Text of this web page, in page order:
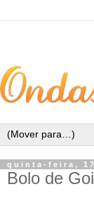
quinta-feira,
Bolo de